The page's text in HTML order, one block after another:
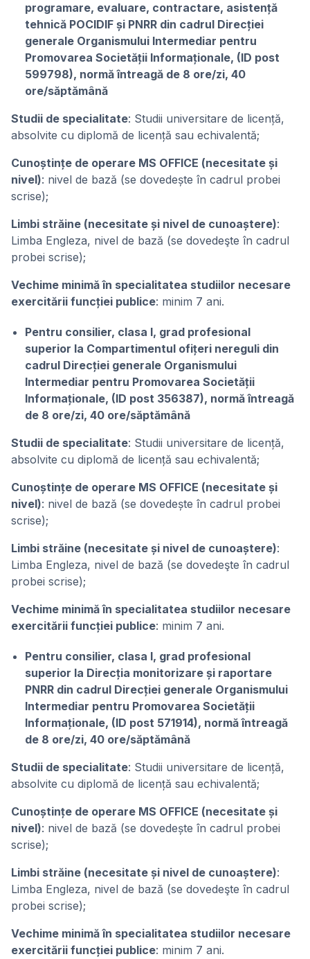
programare, evaluare, contractare, asistență
tehnică POCIDIF și PNRR din cadrul Direcției
generale Organismului Intermediar pentru
Promovarea Societății Informaționale, (ID post
599798), normă întreagă de 8 ore/zi, 40
ore/săptămână
Studii de specialitate: Studii universitare de licență,
absolvite cu diplomă de licență sau echivalentă;
Cunoștințe de operare MS OFFICE (necesitate și
nivel): nivel de bază (se dovedește în cadrul probei
scrise);
Limbi străine (necesitate și nivel de cunoaștere):
Limba Engleza, nivel de bază (se dovedeşte în cadrul
probei scrise);
Vechime minimă în specialitatea studiilor necesare
exercitării funcției publice: minim 7 ani.
Pentru consilier, clasa I, grad profesional
superior la Compartimentul ofițeri nereguli din
cadrul Direcției generale Organismului
Intermediar pentru Promovarea Societății
Informaționale, (ID post 356387), normă întreagă
de 8 ore/zi, 40 ore/săptămână
Studii de specialitate: Studii universitare de licență,
absolvite cu diplomă de licență sau echivalentă;
Cunoștințe de operare MS OFFICE (necesitate și
nivel): nivel de bază (se dovedește în cadrul probei
scrise);
Limbi străine (necesitate și nivel de cunoaștere):
Limba Engleza, nivel de bază (se dovedeşte în cadrul
probei scrise);
Vechime minimă în specialitatea studiilor necesare
exercitării funcției publice: minim 7 ani.
Pentru consilier, clasa I, grad profesional
superior la Direcția monitorizare și raportare
PNRR din cadrul Direcției generale Organismului
Intermediar pentru Promovarea Societății
Informaționale, (ID post 571914), normă întreagă
de 8 ore/zi, 40 ore/săptămână
Studii de specialitate: Studii universitare de licență,
absolvite cu diplomă de licență sau echivalentă;
Cunoștințe de operare MS OFFICE (necesitate și
nivel): nivel de bază (se dovedește în cadrul probei
scrise);
Limbi străine (necesitate și nivel de cunoaștere):
Limba Engleza, nivel de bază (se dovedeşte în cadrul
probei scrise);
Vechime minimă în specialitatea studiilor necesare
exercitării funcției publice: minim 7 ani.